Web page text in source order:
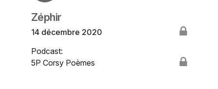
Zéphir
14 décembre 2020
Podcast:
5P Corsy Poèmes